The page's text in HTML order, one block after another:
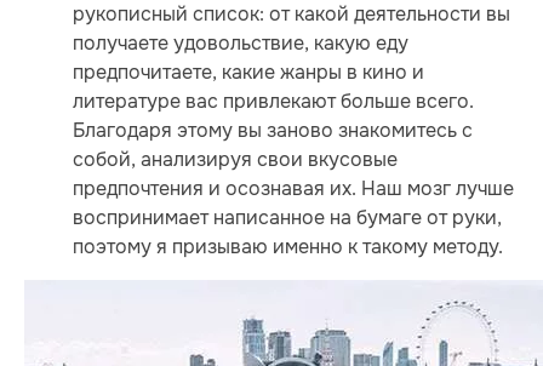
рукописный список: от какой деятельности вы
получаете удовольствие, какую еду
предпочитаете, какие жанры в кино и
литературе вас привлекают больше всего.
Благодаря этому вы заново знакомитесь с
собой, анализируя свои вкусовые
предпочтения и осознавая их. Наш мозг лучше
воспринимает написанное на бумаге от руки,
поэтому я призываю именно к такому методу.